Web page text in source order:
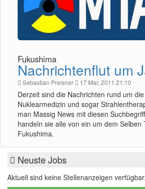
Fukushima
Nachrichtenflut um
Sebastian Preisner 17 Mar, 2011 21:10
Derzeit sind die Nachrichten rund um
Nuklearmedizin und sogar
man Massig News mit diesen
handeln sie alle von ein um dem Selben
Fukushima.
Neuste Jobs
Aktuell sind keine Stellenanzeigen verfügbar.